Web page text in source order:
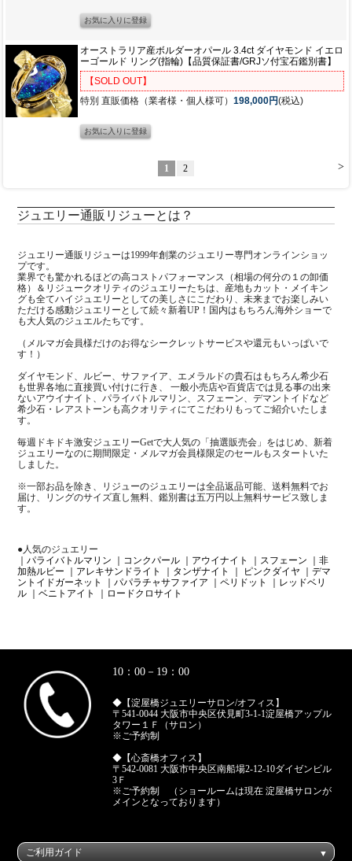
オーストラリア産ボルダーオパール 3.4ct ダイヤモンド イエロ
ーゴールド リング(指輪)【品質保証書/GRJソ付宝石鑑別書】
【SOLD OUT】
特別 直販価格（業者様・個人様可） 198,000円(税込)
>
1 2
ジュエリー通販リジューとは？
ジュエリー通販リジューは1999年創業のジュエリー専門オンラインショッ
プです。
業界でも驚かれるほどの高コストパフォーマンス（相場の何分の１の卸価
格）＆リジュークオリティのジュエリーたちは、産地もカット・メイキン
グも全てハイジュエリーとしての美しさにこだわり、未来までお楽しみい
ただける感動ジュエリーとして続々新着UP！国内はもちろん海外ショーで
も大人気のジュエルたちです。
（メルマガ会員様だけのお得なシークレットサービスや還元もいっぱいで
す！）
ダイヤモンド、ルビー、サファイア、エメラルドの貴石はもちろん希少石
も世界各地に直接買い付けに行き、 一般小売店や百貨店では見る事の出来
ないアウイナイト、パライバトルマリン、スフェーン、デマントイドなど
希少石・レアストーンも高クオリティにてこだわりもってご紹介いたしま
す。
毎週ドキドキ激安ジュエリーGetで大人気の「抽選販売会」をはじめ、新着
ジュエリーなのに期間限定・メルマガ会員様限定のセールもスタートいた
しました。
※一部お品を除き、リジューのジュエリーは全品返品可能、送料無料でお
届け、リングのサイズ直し無料、鑑別書は五万円以上無料サービス致しま
す。
●人気のジュエリー
｜パライバトルマリン
｜コンクパール ｜アウイナイト ｜スフェーン
｜非
加熱ルビー
｜アレキサンドライト ｜タンザナイト ｜ ピンクダイヤ
｜デマ
ントイドガーネット
｜パパラチャサファイア ｜ペリドット
｜レッドベリ
ル
｜ベニトアイト ｜ロードクロサイト
10：00－19：00
◆【淀屋橋ジュエリーサロン/オフィス】
〒541-0044 大阪市中央区伏見町3-1-1淀屋橋アップル
タワー１Ｆ（サロン）
※ご予約制
◆【心斎橋オフィス】
〒542-0081 大阪市中央区南船場2-12-10ダイゼンビル
3Ｆ
※ご予約制 （ショールームは現在 淀屋橋サロンが
メインとなっております）
ご利用ガイド